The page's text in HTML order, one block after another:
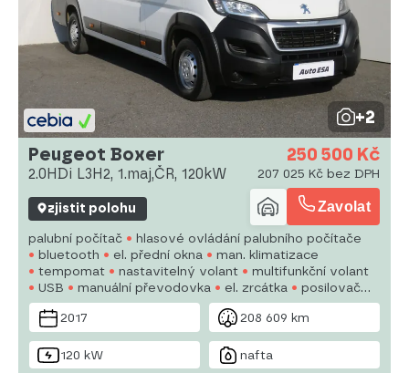
+2
Peugeot Boxer
2.0HDi L3H2, 1.maj,ČR, 120kW
250 500 Kč
207 025 Kč bez DPH
zjistit polohu Zavolat
palubní počítač
hlasové ovládání palubního počítače
bluetooth
el. přední okna
man. klimatizace
tempomat
nastavitelný volant
multifunkční volant
USB
manuální převodovka el. zrcátka
posilovač
řízení
centrál dálkový
stabilizace podvozku (ESP)
ABS2017 208 609 km
120 kW nafta